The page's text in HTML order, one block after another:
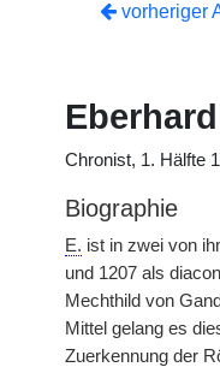
vorheriger
Eberhard
Chronist, 1. Hälfte
Biographie
E. ist in zwei von
und 1207 als
Mechthild von
Mittel gelang es
Zuerkennung der